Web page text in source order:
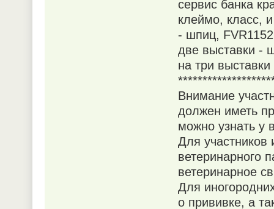
сервис банка
клеймо, класс,
- шпиц,
две выставки -
на три
Внимание
должен иметь
можно узнать у
Для участников
ветеринарного
ветеринарное
Для
о прививке, а